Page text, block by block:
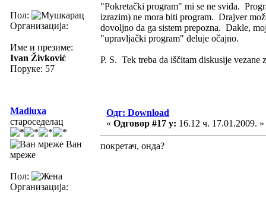
Пол:
Организација:
Име и презиме:
Ivan Živković
Поруке: 57
"Pokretački program" mi se ne sviđa.
izrazim) ne mora biti program. Drajver
dovoljno da ga sistem prepozna. Dakle,
"upravljački program" deluje očajno.
P. S. Tek treba da iščitam diskusije
Madiuxa
староседелац
Ван
мреже
Пол:
Организација:
Одг: Download
« Одговор #17 у: 16.12 ч. 17.01.2009. »
покретач, онда?